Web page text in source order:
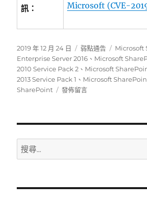
訊：
Microsoft (CVE-
發
佈
日
期:
2019 年 12 月 24 日
分
類
弱點通告
標
籤
Microsoft
Enterprise Server 2016 、 Microsoft
2010 Service Pack 2 、 Microsoft
2013 Service Pack 1 、 Microsoft
SharePoint
在
存
API
發佈留言
搜
尋
鍵